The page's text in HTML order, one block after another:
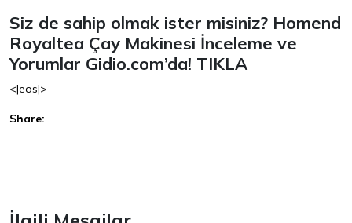
Siz de sahip olmak ister misiniz? Homend
Royaltea Çay Makinesi İnceleme ve
Yorumlar Gidio.com’da! TIKLA
<|eos|>
Share: